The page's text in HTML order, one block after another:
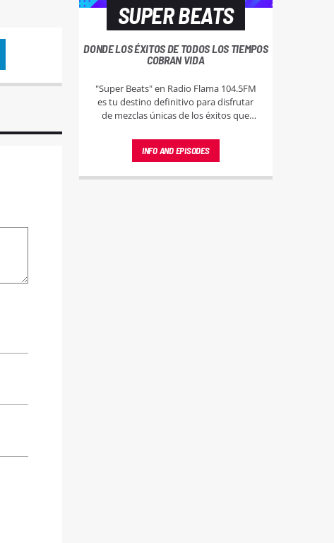
SUPER BEATS
DONDE LOS ÉXITOS DE TODOS LOS TIEMPOS
COBRAN VIDA
"Super Beats" en Radio Flama 104.5FM
es tu destino definitivo para disfrutar
de mezclas únicas de los éxitos que
INFO AND EPISODES